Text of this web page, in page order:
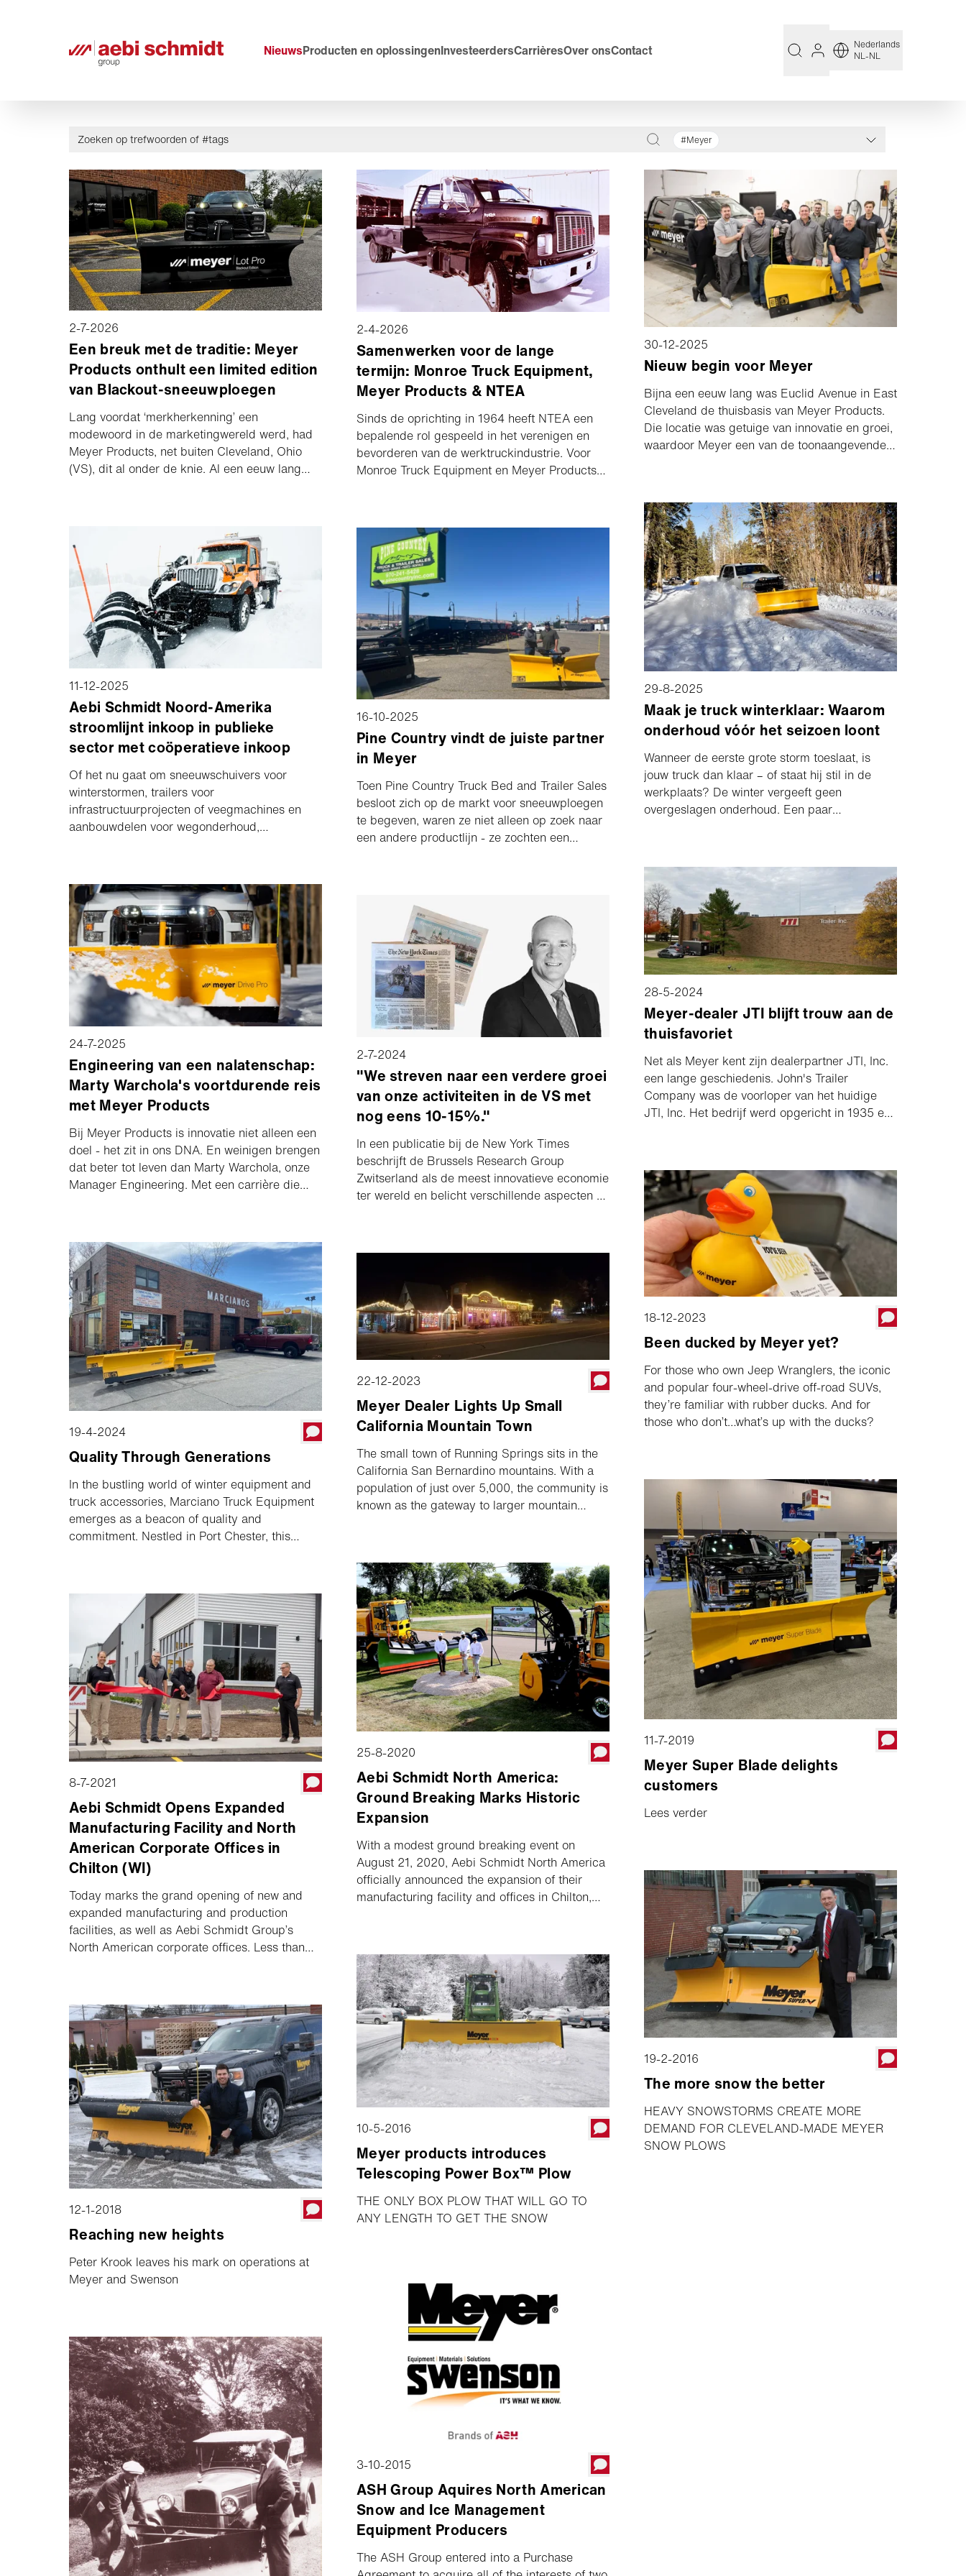
NieuwsProducten en oplossingenInvesteerdersCarrièresOver onsContact
Nederlands
NL-NL
#Meyer
2-7-2026
Een breuk met de traditie: Meyer
Products onthult een limited edition
van Blackout-sneeuwploegen
Lang voordat ‘merkherkenning’ een
modewoord in de marketingwereld werd, had
Meyer Products, net buiten Cleveland, Ohio
(VS), dit al onder de knie. Al een eeuw lang
11-12-2025
Aebi Schmidt Noord-Amerika
stroomlijnt inkoop in publieke
sector met coöperatieve inkoop
Of het nu gaat om sneeuwschuivers voor
winterstormen, trailers voor
infrastructuurprojecten of veegmachines en
aanbouwdelen voor wegonderhoud,
non-profitorganisaties te maken met een
hardnekkige uitdaging: het juiste materieel
efficiënt aanschaffen en tegelijkertijd volledig
voldoen aan de aanbestedingsregels.
24-7-2025
Engineering van een nalatenschap:
Marty Warchola's voortdurende reis
met Meyer Products
Bij Meyer Products is innovatie niet alleen een
doel - het zit in ons DNA. En weinigen brengen
dat beter tot leven dan Marty Warchola, onze
Manager Engineering. Met een carrière die
betrouwbaarder is. Bekijk hoe de passie van
één ingenieur Meyer door de jaren heen heeft
gevormd en de toekomst van sneeuw- en
ijsbestrijding blijft bepalen.
19-4-2024
Quality Through Generations
In the bustling world of winter equipment and
truck accessories, Marciano Truck Equipment
emerges as a beacon of quality and
commitment. Nestled in Port Chester, this
since 1926, Marciano Truck Equipment has
carved a niche for itself with its unwavering
dedication to excellence.
8-7-2021
Aebi Schmidt Opens Expanded
Manufacturing Facility and North
American Corporate Offices in
Chilton (WI)
Today marks the grand opening of new and
expanded manufacturing and production
facilities, as well as Aebi Schmidt Group’s
North American corporate offices. Less than
for existing and new product lines, as well as
provide opportunities for more jobs in and
around the Chilton area. Aebi Schmidt
currently achieves 25% of its turnover in North
America and has a clear ambition for further
growth.
12-1-2018
Reaching new heights
Peter Krook leaves his mark on operations at
Meyer and Swenson
2-4-2026
Samenwerken voor de lange
termijn: Monroe Truck Equipment,
Meyer Products & NTEA
Sinds de oprichting in 1964 heeft NTEA een
bepalende rol gespeeld in het verenigen en
bevorderen van de werktruckindustrie. Voor
Monroe Truck Equipment en Meyer Products
zich steeds ontwikkelende markt.
16-10-2025
Pine Country vindt de juiste partner
in Meyer
Toen Pine Country Truck Bed and Trailer Sales
besloot zich op de markt voor sneeuwploegen
te begeven, waren ze niet alleen op zoek naar
een andere productlijn - ze zochten een
gebiedsbescherming en betrouwbare
producten, Meyer voldeed aan alle eisen en
maakte Pine Country klaar voor groei op de
Western Slope van Colorado, USA.
2-7-2024
"We streven naar een verdere groei
van onze activiteiten in de VS met
nog eens 10-15%."
In een publicatie bij de New York Times
beschrijft de Brussels Research Group
Zwitserland als de meest innovatieve economie
ter wereld en belicht verschillende aspecten en
in Noord-Amerika.
22-12-2023
Meyer Dealer Lights Up Small
California Mountain Town
The small town of Running Springs sits in the
California San Bernardino mountains. With a
population of just over 5,000, the community is
known as the gateway to larger mountain
25-8-2020
Aebi Schmidt North America:
Ground Breaking Marks Historic
Expansion
With a modest ground breaking event on
August 21, 2020, Aebi Schmidt North America
officially announced the expansion of their
manufacturing facility and offices in Chilton,
facilities.
10-5-2016
Meyer products introduces
Telescoping Power Box™ Plow
THE ONLY BOX PLOW THAT WILL GO TO
ANY LENGTH TO GET THE SNOW
3-10-2015
ASH Group Aquires North American
Snow and Ice Management
Equipment Producers
The ASH Group entered into a Purchase
30-12-2025
Nieuw begin voor Meyer
Bijna een eeuw lang was Euclid Avenue in East
Cleveland de thuisbasis van Meyer Products.
Die locatie was getuige van innovatie en groei,
waardoor Meyer een van de toonaangevende
29-8-2025
Maak je truck winterklaar: Waarom
onderhoud vóór het seizoen loont
Wanneer de eerste grote storm toeslaat, is
jouw truck dan klaar – of staat hij stil in de
werkplaats? De winter vergeeft geen
overgeslagen onderhoud. Een paar
Voorbereiding vóór het seizoen zorgt er niet
alleen voor dat je voertuig betrouwbaar blijft,
het bespaart je ook dure reparaties, verloren
tijd en ontevreden klanten. Daarom is je truck
winterklaar maken een van de slimste keuzes
die je kunt maken.
28-5-2024
Meyer-dealer JTI blijft trouw aan de
thuisfavoriet
Net als Meyer kent zijn dealerpartner JTI, Inc.
een lange geschiedenis. John's Trailer
Company was de voorloper van het huidige
JTI, Inc. Het bedrijf werd opgericht in 1935 en
nog steeds een betrouwbare dealer van
machines, die al twee decennia lang Meyer
sneeuwploegen en zoutstrooiers verkoopt.
18-12-2023
Been ducked by Meyer yet?
For those who own Jeep Wranglers, the iconic
and popular four-wheel-drive off-road SUVs,
they’re familiar with rubber ducks. And for
those who don’t…what’s up with the ducks?
11-7-2019
Meyer Super Blade delights
customers
Lees verder
19-2-2016
The more snow the better
HEAVY SNOWSTORMS CREATE MORE
DEMAND FOR CLEVELAND-MADE MEYER
SNOW PLOWS